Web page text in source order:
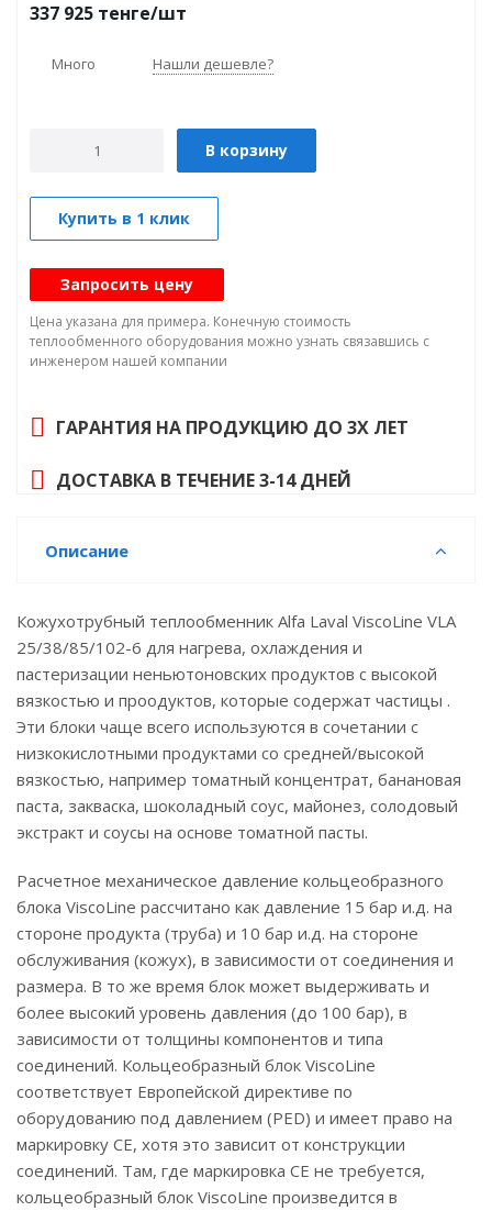
337 925 тенге/шт
Много Нашли дешевле?
В корзину
Купить в 1 клик
Запросить цену
Цена указана для примера. Конечную стоимость
теплообменного оборудования можно узнать связавшись с
инженером нашей компании
ГАРАНТИЯ НА ПРОДУКЦИЮ ДО 3Х ЛЕТ
ДОСТАВКА В ТЕЧЕНИЕ 3-14 ДНЕЙ
Описание
Кожухотрубный теплообменник Alfa Laval ViscoLine VLA
25/38/85/102-6 для нагрева, охлаждения и
пастеризации неньютоновских продуктов с высокой
вязкостью и проодуктов, которые содержат частицы .
Эти блоки чаще всего используются в сочетании с
низкокислотными продуктами со средней/высокой
вязкостью, например томатный концентрат, банановая
паста, закваска, шоколадный соус, майонез, солодовый
экстракт и соусы на основе томатной пасты.
Расчетное механическое давление кольцеобразного
блока ViscoLine рассчитано как давление 15 бар и.д. на
стороне продукта (труба) и 10 бар и.д. на стороне
обслуживания (кожух), в зависимости от соединения и
размера. В то же время блок может выдерживать и
более высокий уровень давления (до 100 бар), в
зависимости от толщины компонентов и типа
соединений. Кольцеобразный блок ViscoLine
соответствует Европейской директиве по
оборудованию под давлением (PED) и имеет право на
маркировку CE, хотя это зависит от конструкции
соединений. Там, где маркировка CE не требуется,
кольцеобразный блок ViscoLine произведится в